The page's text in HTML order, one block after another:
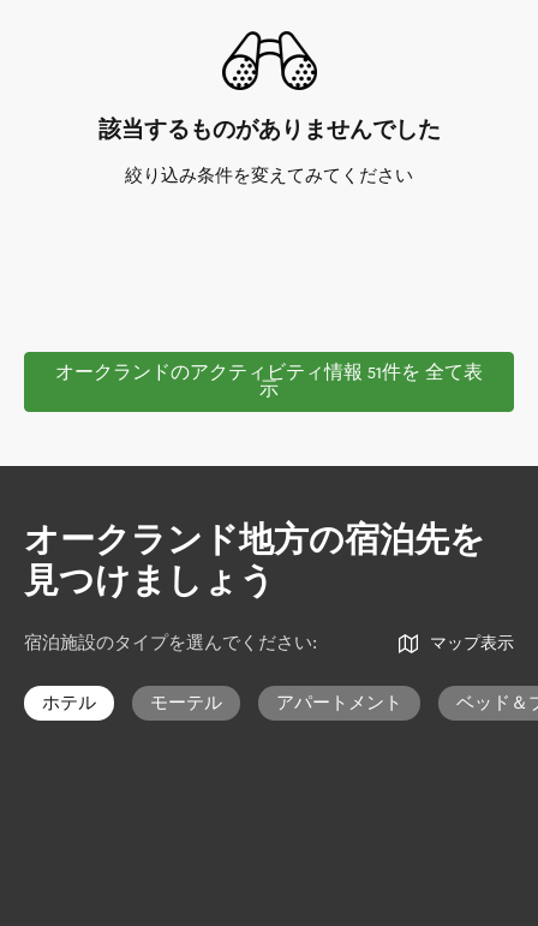
該当するものがありませんでした
絞り込み条件を変えてみてください
オークランドのアクティビティ情報 51件を 全て表
示
オークランド地方の宿泊先を
見つけましょう
宿泊施設のタイプを選んでください: マップ表示
ホテル モーテル アパートメント ベッド＆